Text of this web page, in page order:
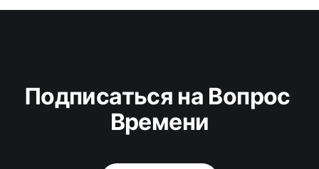
Подписаться на Вопрос
Времени